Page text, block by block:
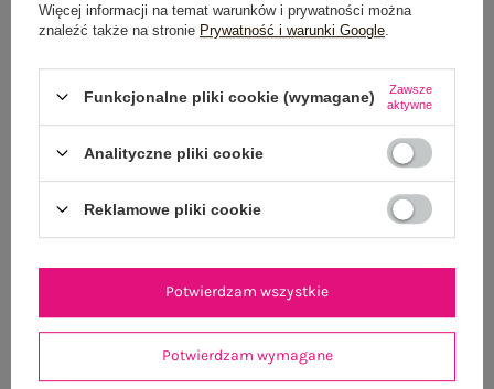
Ciemnoniebiesko-ecru szerokie
spodnie z materiału
Miętowe materiałowe spodnie z
kieszeniami
Więcej informacji na temat warunków i prywatności można
znaleźć także na stronie Prywatność i warunki Google
Funkcjonalne pliki cookie (wymagane)
Zawsze
aktywne
Analityczne pliki cookie
Reklamowe pliki cookie
Potwierdzam wymagane
Potwierdzam wszystkie